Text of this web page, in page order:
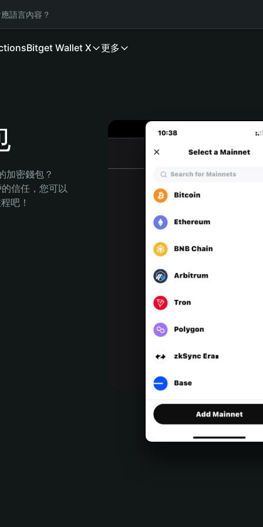
語言內容？
Bitget Wallet X 更多
加密錢包？
信任，您可以
吧！